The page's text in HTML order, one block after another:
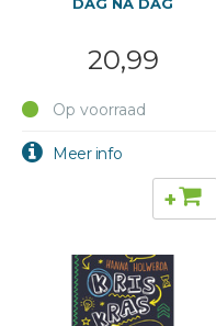
20,99
Op voorraad
+